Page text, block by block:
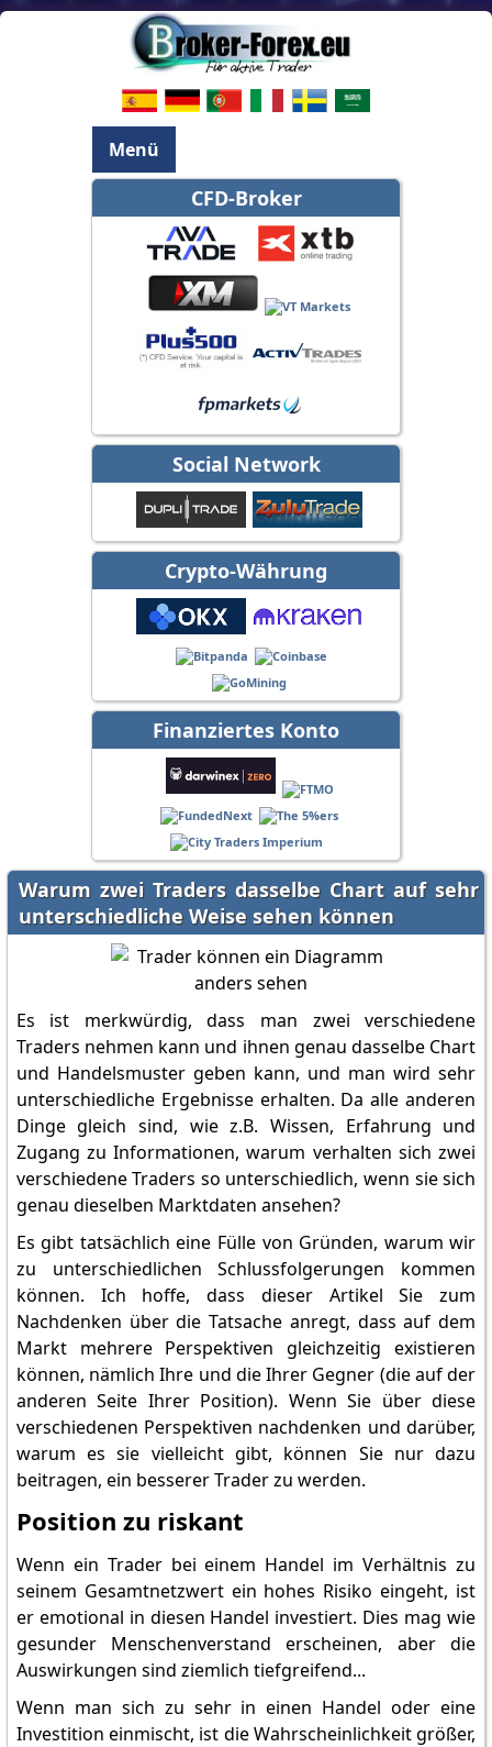
Menü
CFD-Broker
Social Network
Crypto-Währung
Finanziertes Konto
Warum zwei Traders dasselbe Chart auf sehr
unterschiedliche Weise sehen können
Es ist merkwürdig, dass man zwei verschiedene
Traders nehmen kann und ihnen genau dasselbe Chart
und Handelsmuster geben kann, und man wird sehr
unterschiedliche Ergebnisse erhalten. Da alle anderen
Dinge gleich sind, wie z.B. Wissen, Erfahrung und
Zugang zu Informationen, warum verhalten sich zwei
verschiedene Traders so unterschiedlich, wenn sie sich
genau dieselben Marktdaten ansehen?
Es gibt tatsächlich eine Fülle von Gründen, warum wir
zu unterschiedlichen Schlussfolgerungen kommen
können. Ich hoffe, dass dieser Artikel Sie zum
Nachdenken über die Tatsache anregt, dass auf dem
Markt mehrere Perspektiven gleichzeitig existieren
können, nämlich Ihre und die Ihrer Gegner (die auf der
anderen Seite Ihrer Position). Wenn Sie über diese
verschiedenen Perspektiven nachdenken und darüber,
warum es sie vielleicht gibt, können Sie nur dazu
beitragen, ein besserer Trader zu werden.
Position zu riskant
Wenn ein Trader bei einem Handel im Verhältnis zu
seinem Gesamtnetzwert ein hohes Risiko eingeht, ist
er emotional in diesen Handel investiert. Dies mag wie
gesunder Menschenverstand erscheinen, aber die
Auswirkungen sind ziemlich tiefgreifend...
Wenn man sich zu sehr in einen Handel oder eine
Investition einmischt, ist die Wahrscheinlichkeit größer,